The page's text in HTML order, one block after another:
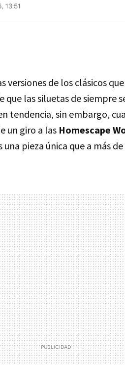
13:51
versiones de los clásicos
que las siluetas de siempre
tendencia, sin embargo,
un giro a las Homescape
una pieza única que a más